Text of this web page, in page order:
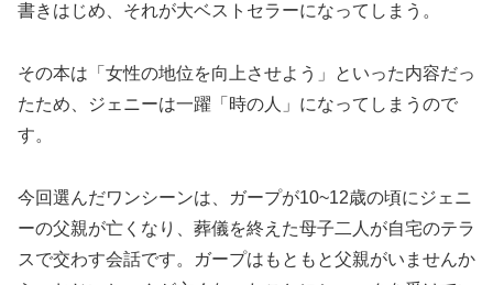
書きはじめ、それが大ベストセラーになってしまう。
その本は「女性の地位を向上させよう」といった内容だっ
たため、ジェニーは一躍「時の人」になってしまうので
す。
今回選んだワンシーンは、ガープが10~12歳の頃にジェニ
ーの父親が亡くなり、葬儀を終えた母子二人が自宅のテラ
スで交わす会話です。ガープはもともと父親がいませんか